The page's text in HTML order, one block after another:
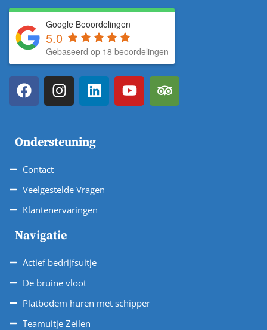
Google Beoordelingen
5.0
Gebaseerd op 18 beoordelingen
Ondersteuning
Contact
Veelgestelde Vragen
Klantenervaringen
Navigatie
Actief bedrijfsuitje
De bruine vloot
Platbodem huren met schipper
Teamuitje Zeilen